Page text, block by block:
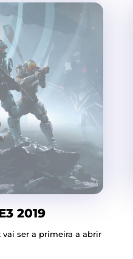
2019
vai ser a primeira a abrir